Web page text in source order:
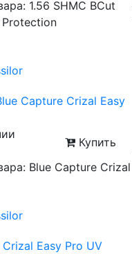
1.56 SHMC BCut
Capture Crizal Easy
Купить
Blue Capture Crizal
Crizal Easy Pro UV